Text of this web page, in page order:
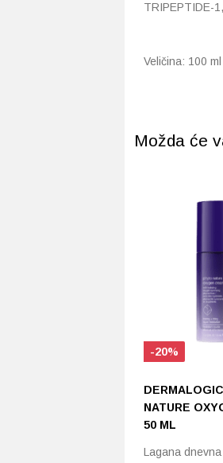
TRIPEPTIDE-
Veličina: 100 ml
Možda će
-20%
NATURE
50 ML
Lagana